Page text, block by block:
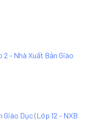
2 - Nhà Xuất Bản Giáo
Giáo Dục(Lớp 12 - NXB